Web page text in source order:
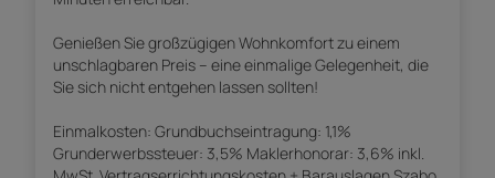
Genießen Sie großzügigen Wohnkomfort zu einem
unschlagbaren Preis – eine einmalige Gelegenheit, die
Sie sich nicht entgehen lassen sollten!
Einmalkosten: Grundbuchseintragung: 1,1%
Grunderwerbssteuer: 3,5% Maklerhonorar: 3,6% inkl.